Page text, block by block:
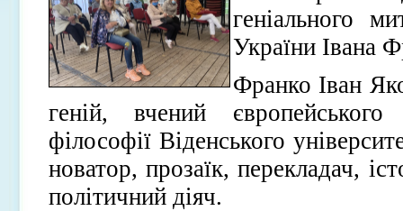
геніального
України Івана
Франко Іван
геній, вчений
філософії Віденського
новатор, прозаїк, перекладач,
політичний діяч.